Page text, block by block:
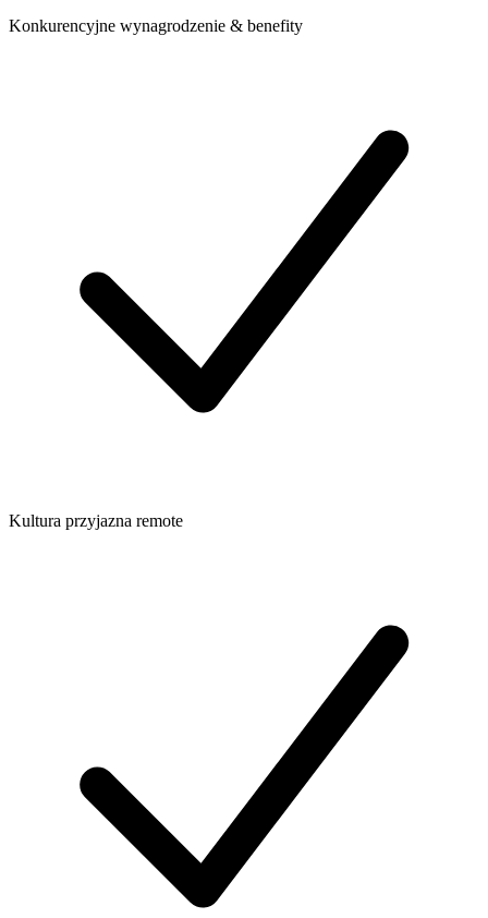
Konkurencyjne wynagrodzenie & benefity
Kultura przyjazna remote